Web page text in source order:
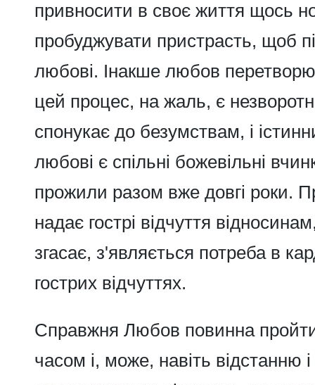
привносити в своє життя щось
пробуджувати пристрасть, щоб
любові. Інакше любов
цей процес, на жаль, є
спонукає до безумствам, і
любові є спільні божевільні
прожили разом вже довгі роки.
надає гострі відчуття
згасає, з'являється потреба в
гострих відчуттях.
Справжня Любов повинна
часом і, може, навіть відстанню